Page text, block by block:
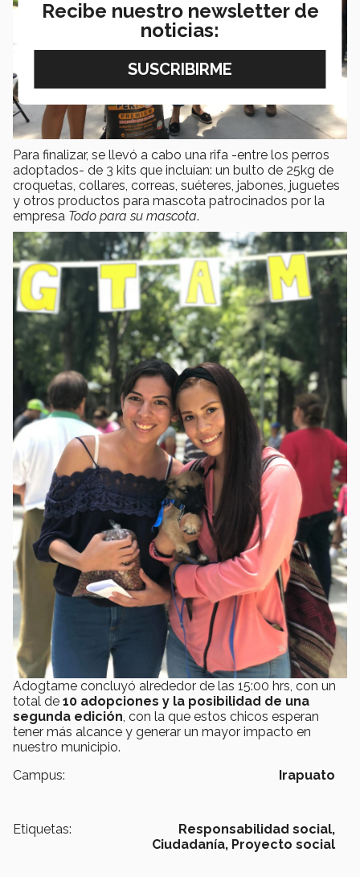
Para finalizar, se llevó a cabo una rifa -entre los perros
adoptados- de 3 kits que incluían: un bulto de 25kg de
croquetas, collares, correas, suéteres, jabones, juguetes
y otros productos para mascota patrocinados por la
empresa Todo para su mascota.
Adogtame concluyó alrededor de las 15:00 hrs, con un
total de 10 adopciones y la posibilidad de una
segunda edición, con la que estos chicos esperan
tener más alcance y generar un mayor impacto en
nuestro municipio.
Campus:
Irapuato
Etiquetas:
Responsabilidad social,
Ciudadanía, Proyecto social
Recibe nuestro newsletter de
noticias: